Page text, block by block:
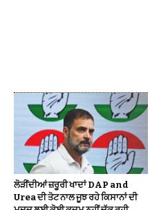
ਲੋੜੀਂਦੀਆਂ ਜ਼ਰੂਰੀ ਖਾਦਾਂ DAP and
Urea ਦੀ ਤੋਟ ਨਾਲ ਜੂਝ ਰਹੇ ਕਿਸਾਨਾਂ ਦੀ